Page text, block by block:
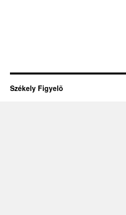
Székely Figyelõ